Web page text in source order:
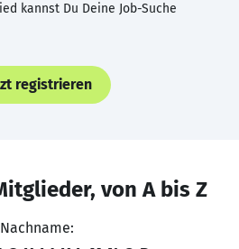
kannst Du Deine Job-Suche
registrieren
von A bis Z
Nachname: